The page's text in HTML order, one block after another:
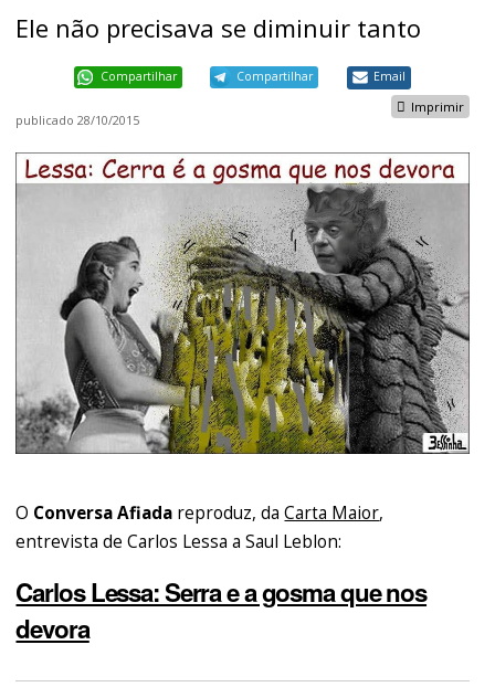
Ele não precisava se diminuir tanto
Compartilhar Compartilhar Email
Imprimir
publicado 28/10/2015
O Conversa Afiada reproduz, daCarta Maior,
entrevista de Carlos Lessa a Saul Leblon:
Carlos Lessa: Serra e a gosma que nos
devora